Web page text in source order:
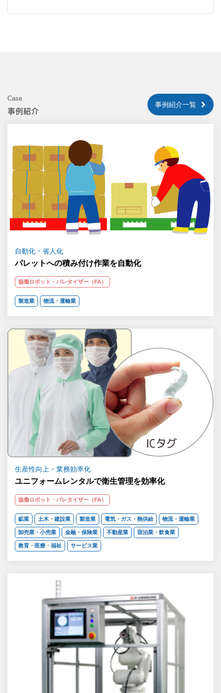
Case
事例紹介
事例紹介一覧
自動化・省人化
パレットへの積み付け作業を自動化
協働ロボット・パレタイザー（FA）
製造業 物流・運輸業
生産性向上・業務効率化
ユニフォームレンタルで衛生管理を効率化
協働ロボット・パレタイザー（FA）
鉱業 土木・建設業 製造業 電気・ガス・熱供給 物流・運輸業
卸売業・小売業 金融・保険業 不動産業 宿泊業・飲食業
教育・医療・福祉 サービス業